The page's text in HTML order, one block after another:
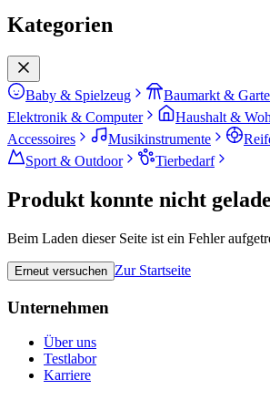
Kategorien
Baby & Spielzeug Baumarkt &
Elektronik & Computer
Haushalt &
Accessoires
Musikinstrumente
Sport & Outdoor
Tierbedarf
Produkt konnte nicht
Beim Laden dieser Seite ist ein Fehler
Erneut versuchen Zur Startseite
Unternehmen
Über uns
Testlabor
Karriere